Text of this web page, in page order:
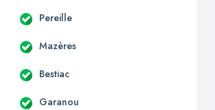
Pereille
Mazères
Bestiac
Garanou